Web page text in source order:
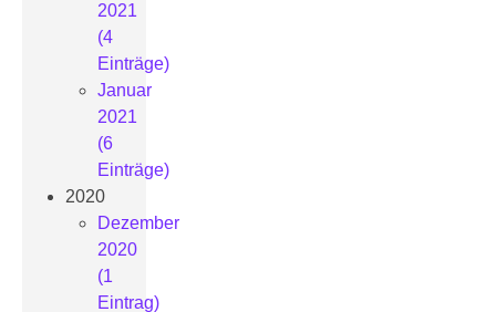
2021
(4
Einträge)
Januar
2021
(6
Einträge)
2020
Dezember
2020
(1
Eintrag)